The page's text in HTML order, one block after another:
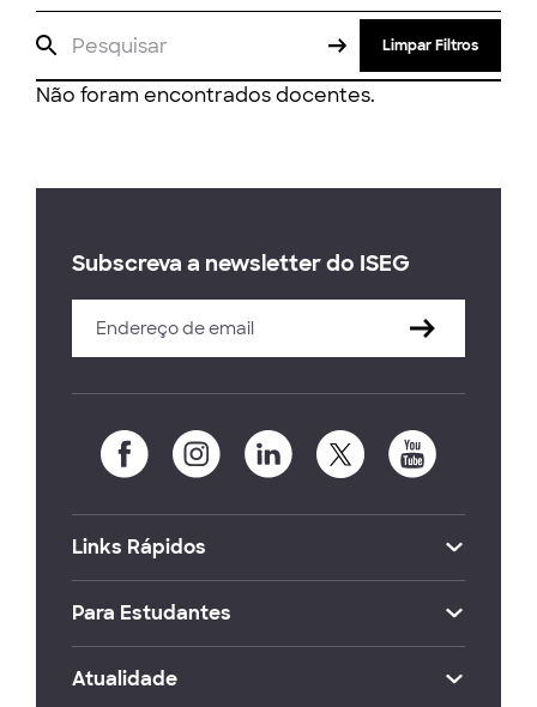
Limpar Filtros
Não foram encontrados docentes.
Subscreva a newsletter do ISEG
Links Rápidos
Para Estudantes
Atualidade